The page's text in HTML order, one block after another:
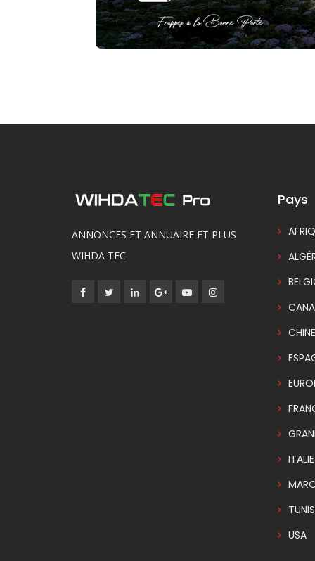
ANNONCES ET ANNUAIRE ET PLUS
WIHDA TEC
Pays
CHINE
ITALIE
USA